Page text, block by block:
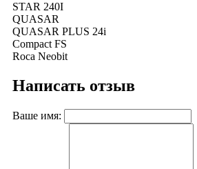
STAR 240I
QUASAR
QUASAR PLUS 24i
Compact FS
Roca Neobit
Написать отзыв
Ваше имя: